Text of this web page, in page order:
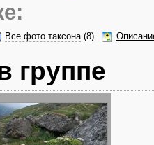
Все фото таксона(8)
группе